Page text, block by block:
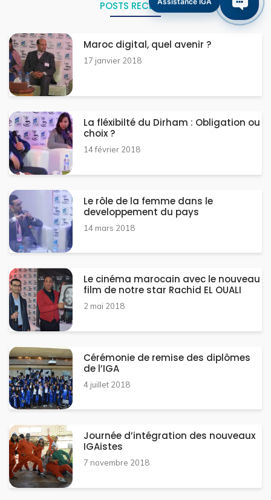
POSTS RECENTS
Maroc digital, quel avenir ?
17 janvier 2018
La fléxibilté du Dirham : Obligation ou
choix ?
14 février 2018
Le rôle de la femme dans le
developpement du pays
14 mars 2018
Le cinéma marocain avec le nouveau
film de notre star Rachid EL OUALI
2 mai 2018
Cérémonie de remise des diplômes
de l’IGA
4 juillet 2018
Journée d’intégration des nouveaux
IGAistes
7 novembre 2018